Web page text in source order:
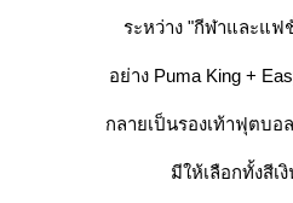
ระหว่าง "กีฬาและแฟ
อย่าง Puma King +
กลายเป็นรองเท้าฟุตบอ
มีให้เลือกทั้งสีเ